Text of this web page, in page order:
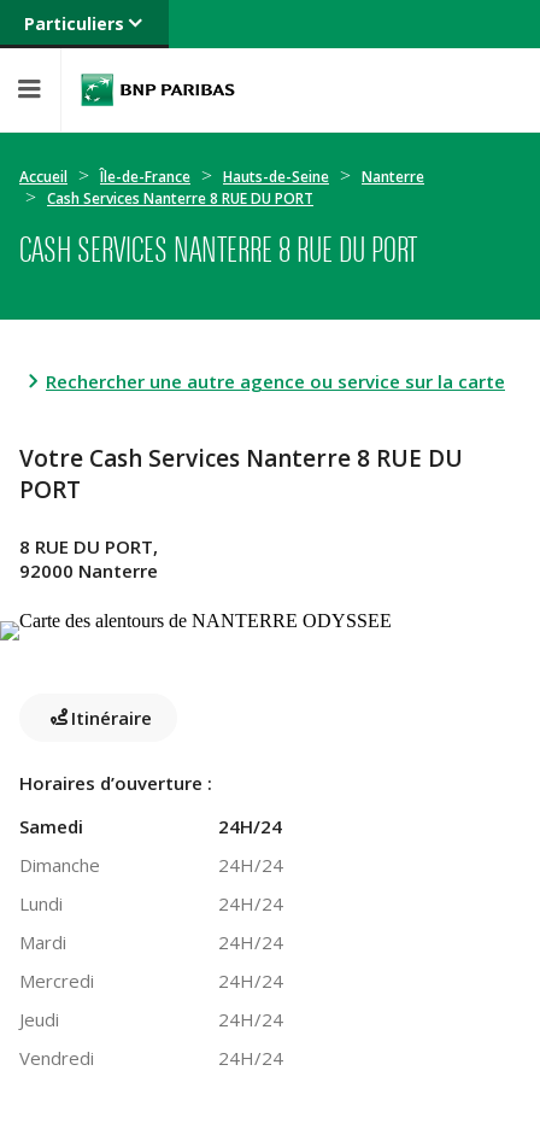
Particuliers
Banque privée
Entreprises
Accueil Île-de-France Hauts-de-Seine
Nanterre
Cash Services Nanterre 8 RUE DU PORT
CASH SERVICES NANTERRE 8 RUE DU PORT
Rechercher une autre agence ou service sur la carte
Votre Cash Services Nanterre 8 RUE DU
PORT
8 RUE DU PORT,
92000 Nanterre
Itinéraire
Horaires d’ouverture :
Samedi
24H/24
Dimanche
24H/24
Lundi
24H/24
Mardi
24H/24
Mercredi
24H/24
Jeudi
24H/24
Vendredi
24H/24